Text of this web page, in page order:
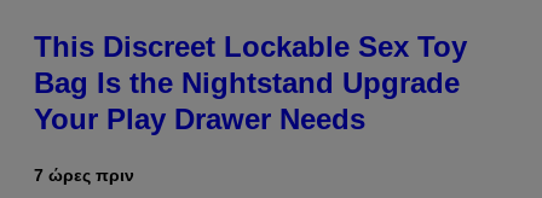
This Discreet Lockable Sex Toy
Bag Is the Nightstand Upgrade
Your Play Drawer Needs
7 ώρες πριν